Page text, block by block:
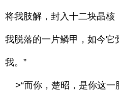
将我肢解，封入十二块晶核
我脱落的一片鳞甲，如今它
我。”
>“而你，楚昭，是你这一